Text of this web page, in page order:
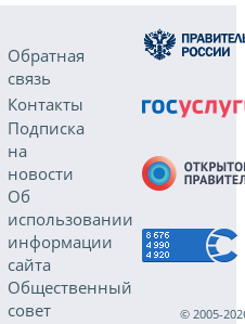
Обратная
связь
Контакты
Подписка
на
новости
Об
использовании
информации
сайта
Общественный
совет
© 2005-